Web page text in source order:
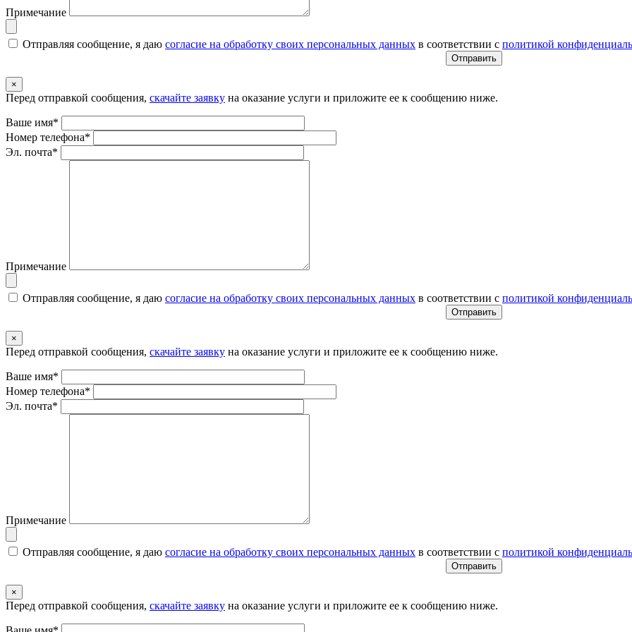
Примечание
Отправляя сообщение, я даю согласие на обработку своих персональных данных в соответствии с политикой
×
Перед отправкой сообщения, скачайте заявку на оказание услуги и приложите ее к сообщению ниже.
Ваше имя*
Номер телефона*
Эл. почта*
Примечание
Отправляя сообщение, я даю согласие на обработку своих персональных данных в соответствии с политикой
×
Перед отправкой сообщения, скачайте заявку на оказание услуги и приложите ее к сообщению ниже.
Ваше имя*
Номер телефона*
Эл. почта*
Примечание
Отправляя сообщение, я даю согласие на обработку своих персональных данных в соответствии с политикой
×
Перед отправкой сообщения, скачайте заявку на оказание услуги и приложите ее к сообщению ниже.